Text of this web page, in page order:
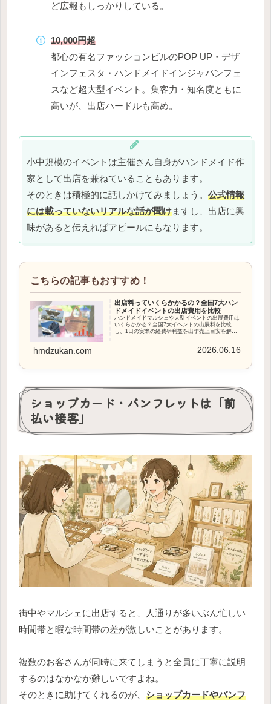
ど広報もしっかりしている。
10,000円超
都心の有名ファッションビルのPOP UP・デザ
インフェスタ・ハンドメイドインジャパンフェ
スなど超大型イベント。集客力・知名度ともに
高いが、出店ハードルも高め。
小中規模のイベントは主催さん自身がハンドメイド作
家として出店を兼ねていることもあります。
そのときは積極的に話しかけてみましょう。 公式情報
には載っていないリアルな話が聞けますし、出店に興
味があると伝えればアピールにもなります。
出店料っていくらかかるの？全国7大ハン
ドメイドイベントの出店費用を比較
ハンドメイドマルシェや大型イベントの出展費用は
いくらかかる？全国7大イベントの出展料を比較
し、1日の実際の経費や利益を出す売上目安を解
hmdzukan.com 2026.06.16
ショップカード・パンフレットは「前
払い接客」
街中やマルシェに出店すると、人通りが多いぶん忙しい
時間帯と暇な時間帯の差が激しいことがあります。
複数のお客さんが同時に来てしまうと全員に丁寧に説明
するのはなかなか難しいですよね。
そのときに助けてくれるのが、 ショップカードやパンフ